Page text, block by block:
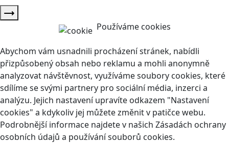
Používáme cookies
Abychom vám usnadnili procházení stránek, nabídli
přizpůsobený obsah nebo reklamu a mohli anonymně
analyzovat návštěvnost, využíváme soubory cookies, které
sdílíme se svými partnery pro sociální média, inzerci a
analýzu. Jejich nastavení upravíte odkazem "Nastavení
cookies" a kdykoliv jej můžete změnit v patičce webu.
Podrobnější informace najdete v našich Zásadách ochrany
osobních údajů a používání souborů cookies.